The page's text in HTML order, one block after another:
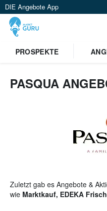
DIE Angebote App
PROSPEKTE
PASQUA
Zuletzt gab es Angebote &
wie Marktkauf, EDEKA